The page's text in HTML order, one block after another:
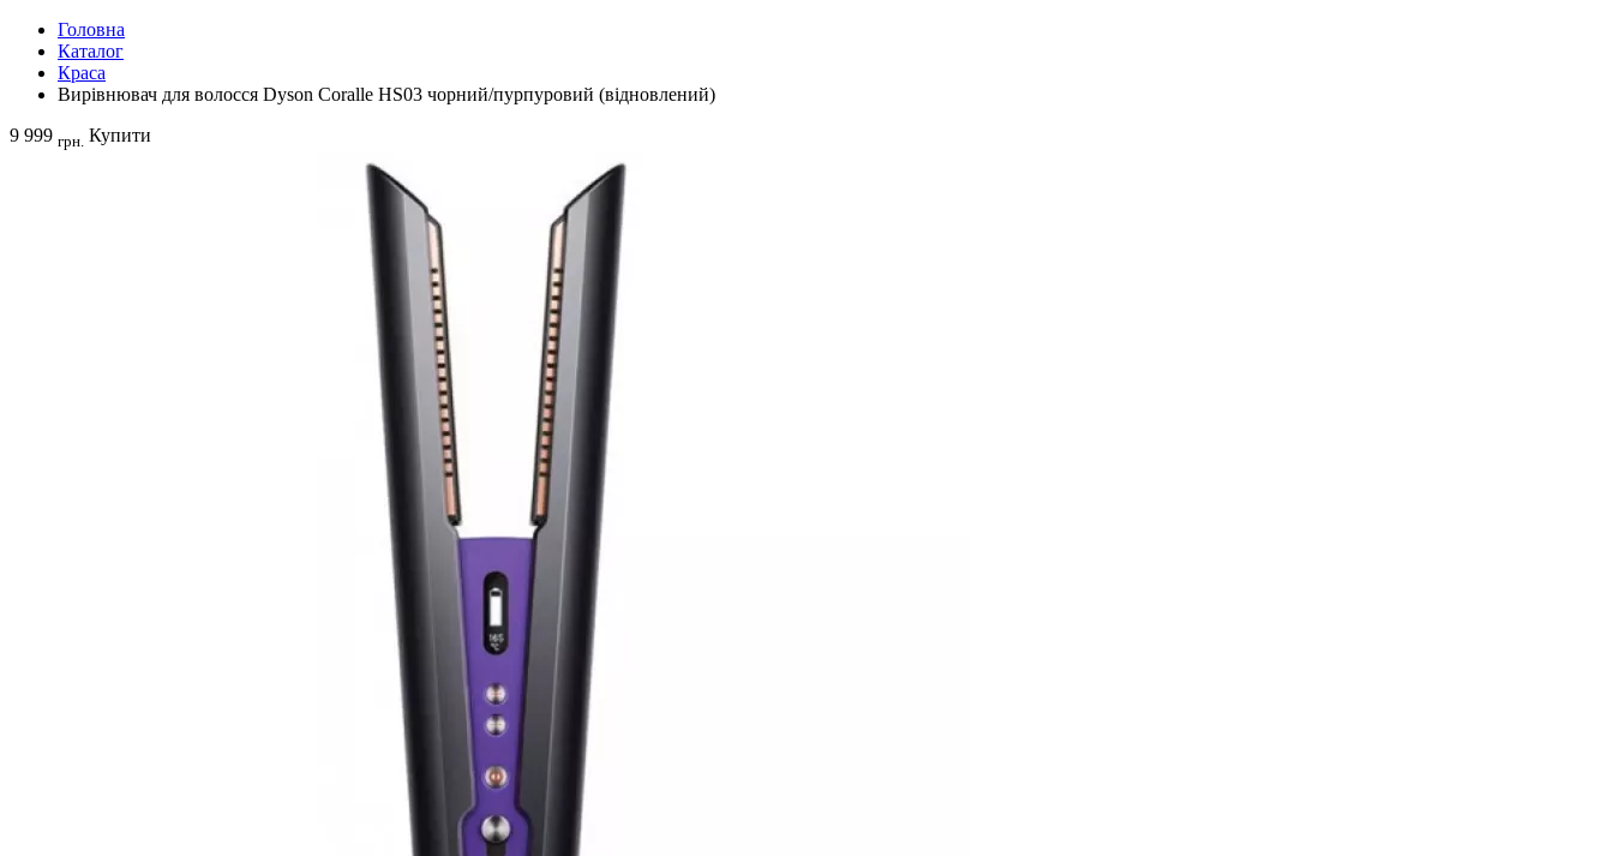
Головна
Каталог
Краса
Вирівнювач для волосся Dyson Coralle HS03 чорний/пурпуровий (відновлений)
9 999 грн. Купити